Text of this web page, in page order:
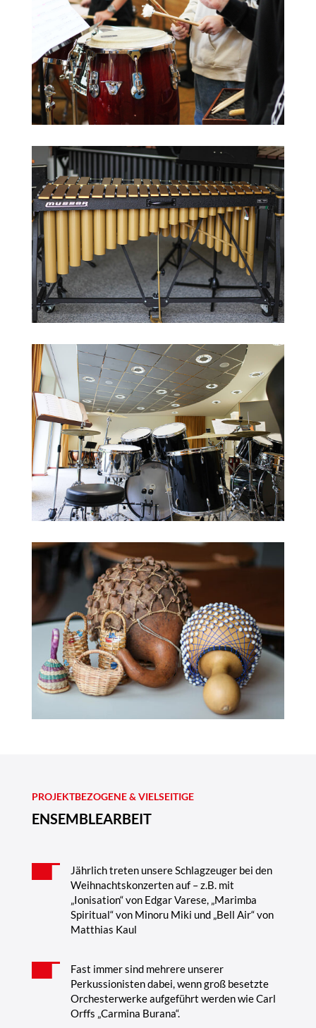
PROJEKTBEZOGENE & VIELSEITIGE
ENSEMBLEARBEIT
Jährlich treten unsere Schlagzeuger bei den
Weihnachtskonzerten auf – z.B. mit
„Ionisation“ von Edgar Varese, „Marimba
Spiritual“ von Minoru Miki und „Bell Air“ von
Matthias Kaul
Fast immer sind mehrere unserer
Perkussionisten dabei, wenn groß besetzte
Orchesterwerke aufgeführt werden wie Carl
Orffs „Carmina Burana“.